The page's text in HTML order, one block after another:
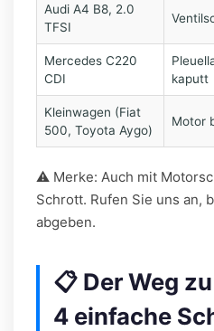
Audi A4 B8, 2.0
TFSI
Mercedes C220
CDI
kaputt
Kleinwagen (Fiat
500, Toyota Aygo)
Motor
⚠️ Merke: Auch mit
Schrott. Rufen Sie uns an,
abgeben.
📋 Der Weg
4 einfache